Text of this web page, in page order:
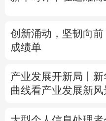
多语种频道
Русский язык
创新涌动，坚韧向
成绩单
产业发展开新局丨 新
曲线看产业发展新风